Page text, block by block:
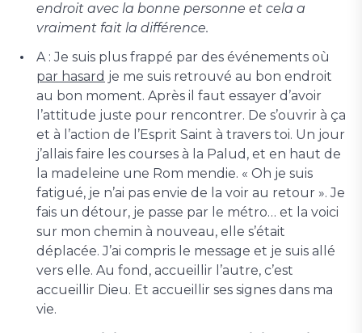
endroit avec la bonne personne et cela a
vraiment fait la différence.
A : Je suis plus frappé par des événements où
par hasard je me suis retrouvé au bon endroit
au bon moment. Après il faut essayer d’avoir
l’attitude juste pour rencontrer. De s’ouvrir à ça
et à l’action de l’Esprit Saint à travers toi. Un jour
j’allais faire les courses à la Palud, et en haut de
la madeleine une Rom mendie. « Oh je suis
fatigué, je n’ai pas envie de la voir au retour ». Je
fais un détour, je passe par le métro… et la voici
sur mon chemin à nouveau, elle s’était
déplacée. J’ai compris le message et je suis allé
vers elle. Au fond, accueillir l’autre, c’est
accueillir Dieu. Et accueillir ses signes dans ma
vie.